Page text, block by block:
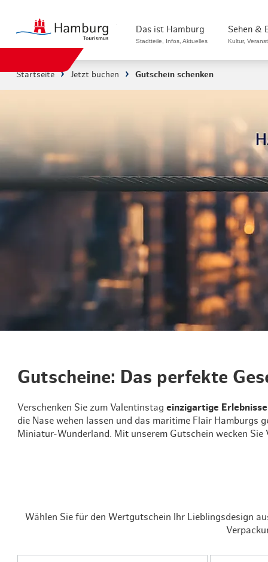
Das ist Hamburg
Stadtteile, Infos, Aktuelles
Ein Tag in Hamburg
Hamburg das ganze Jahr
Infos & Mobilität
Sehen &
Kultur,
Musicals &
Hamburg
Rundfahrten
Radfahren in
Routen &
Historisches
Grüne
Startseite Jetzt buchen Gutschein schenken
Gutscheine: Das perfekte
Verschenken Sie zum Valentinstag einzigartige
die Nase wehen lassen und das maritime Flair Hamburgs
Miniatur-Wunderland. Mit unserem Gutschein wecken Sie
Wählen Sie für den Wertgutschein Ihr Lieblingsdesign